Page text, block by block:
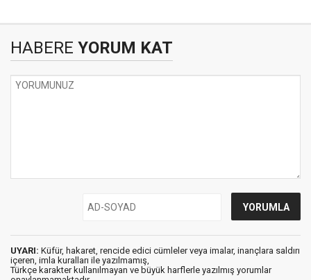
HABERE YORUM KAT
UYARI: Küfür, hakaret, rencide edici cümleler veya imalar, inançlara saldırı
içeren, imla kuralları ile yazılmamış,
Türkçe karakter kullanılmayan ve büyük harflerle yazılmış yorumlar